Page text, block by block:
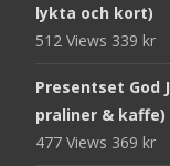
lykta och kort)
512 Views 339 kr
Presentset God
praliner & kaffe)
477 Views 369 kr